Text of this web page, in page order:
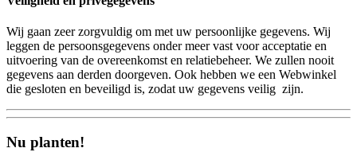
Wij gaan zeer zorgvuldig om met uw persoonlijke gegevens. Wij
leggen de persoonsgegevens onder meer vast voor acceptatie en
uitvoering van de overeenkomst en relatiebeheer. We zullen nooit
gegevens aan derden doorgeven. Ook hebben we een Webwinkel
die gesloten en beveiligd is, zodat uw gegevens veilig zijn.
Nu planten!